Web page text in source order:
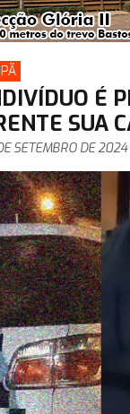
É
SUA
SETEMBRO DE 2024